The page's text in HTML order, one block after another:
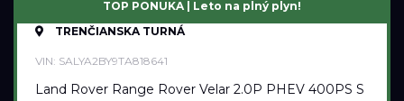
TOP PONUKA | Leto na plný plyn!
TRENČIANSKA TURNÁ
VIN: SALYA2BY9TA818641
Land Rover Range Rover Velar 2.0P PHEV 400PS S